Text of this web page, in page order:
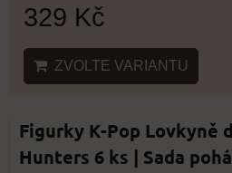
329 Kč
ZVOLTE VARIANTU
Figurky K-Pop Lovkyně
Hunters 6 ks | Sada